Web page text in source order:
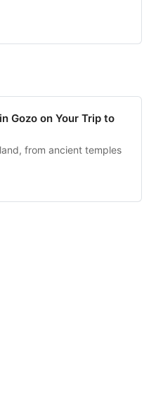
Gozo on Your Trip to
from ancient temples